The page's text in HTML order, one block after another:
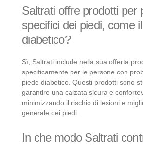
Saltrati offre prodotti per
specifici dei piedi, come
diabetico?
Sì, Saltrati include nella sua offerta
specificamente per le persone con
piede diabetico. Questi prodotti sono
garantire una calzata sicura e
minimizzando il rischio di lesioni e
generale dei piedi.
In che modo Saltrati